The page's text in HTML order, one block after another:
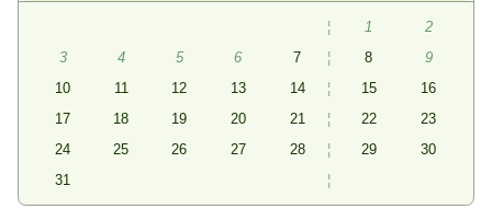
¦ 1
2
3
4 5 6 7 ¦ 8
9
10
11 12 13 14 ¦ 15
16
17
18 19 20 21 ¦ 22
23
24
25 26 27 28 ¦ 29
30
31
¦